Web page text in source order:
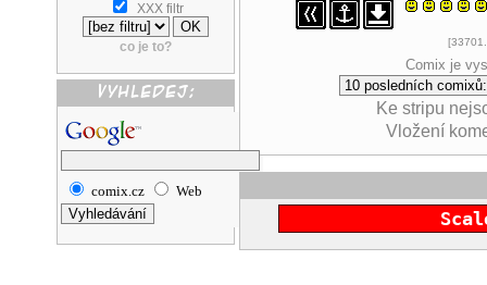
XXX filtr
co je to?
comix.cz Web
Comix je
Ke stripu
Vložení